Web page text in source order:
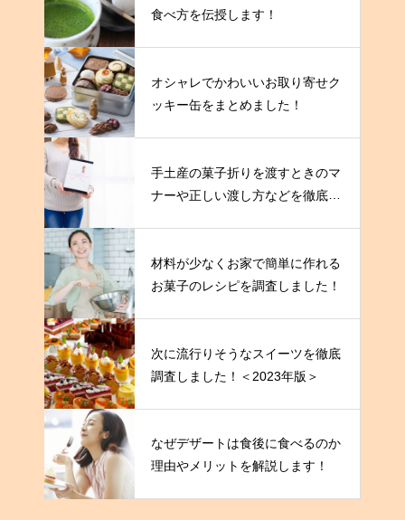
食べ方を伝授します！
オシャレでかわいいお取り寄せク
ッキー缶をまとめました！
手土産の菓子折りを渡すときのマ
ナーや正しい渡し方などを徹底解
材料が少なくお家で簡単に作れる
お菓子のレシピを調査しました！
次に流行りそうなスイーツを徹底
調査しました！＜2023年版＞
なぜデザートは食後に食べるのか
理由やメリットを解説します！